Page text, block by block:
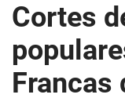
Cortes
Francas